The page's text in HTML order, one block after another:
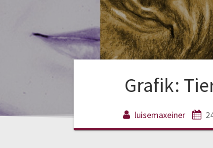
Grafik:
luisemaxeiner